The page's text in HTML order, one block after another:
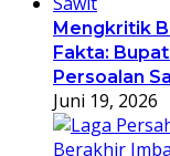
Mengkritik
Fakta:
Persoalan
Juni 19, 2026